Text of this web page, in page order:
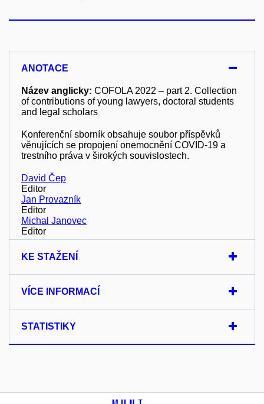
ANOTACE
Název anglicky: COFOLA 2022 – part 2. Collection
of contributions of young lawyers, doctoral students
and legal scholars
Konferenční sborník obsahuje soubor příspěvků
věnujících se propojení onemocnění COVID-19 a
trestního práva v širokých souvislostech.
David Čep
Editor
Jan Provazník
Editor
Michal Janovec
Editor
KE STAŽENÍ
VÍCE INFORMACÍ
STATISTIKY